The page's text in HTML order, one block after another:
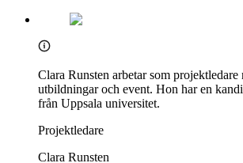
Clara Runsten arbetar som projektledare
utbildningar och event. Hon har en
från Uppsala universitet.
Projektledare
Clara Runsten